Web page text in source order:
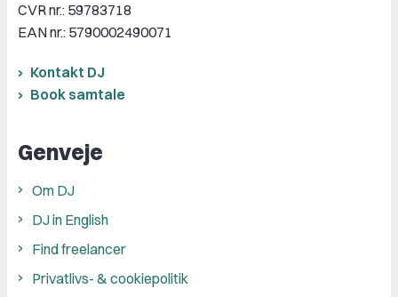
CVR nr.: 59783718
EAN nr.: 5790002490071
Kontakt DJ
Book samtale
Genveje
Om DJ
DJ in English
Find freelancer
Privatlivs- & cookiepolitik